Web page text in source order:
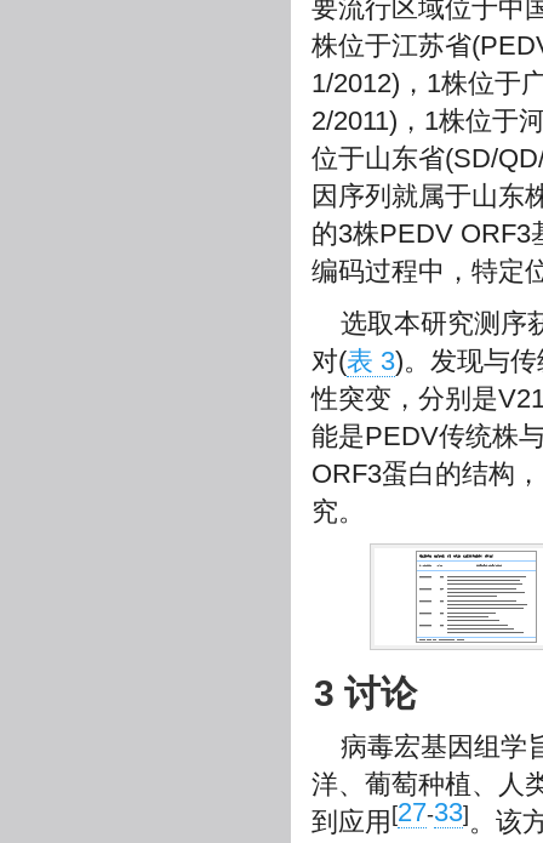
要流行区域位于中
株位于江苏省
1/2012)，1株位于
2/2011)，1株位于
位于山东省(SD/
因序列就属于山东
的3株PEDV ORF3
编码过程中，特定
选取本研究测序
对(表 3)。发现与
性突变，分别是
能是PEDV传统株
ORF3蛋白的结构
究。
3 讨论
病毒宏基因组学
洋、葡萄种植、人
到应用 [27-33]。该